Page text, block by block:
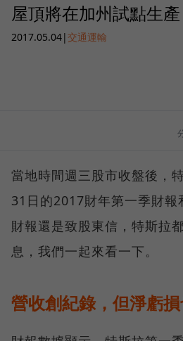
屋頂將在加州試點生產
2017.05.04|交通運輸
當地時間週三股市收盤後，
31日的2017財年第一季財報
財報還是致股東信，特斯拉
息，我們一起來看一下。
營收創紀錄，但淨虧